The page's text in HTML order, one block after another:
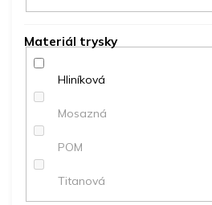
Materiál trysky
Hliníková
Mosazná
POM
Titanová